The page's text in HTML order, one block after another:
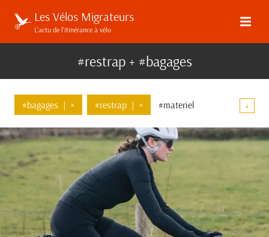
Les Vélos Migrateurs
L’actu de l’itinérance à vélo
#restrap + #bagages
#bagages | × #restrap | × #materiel
#guidon #elucubrations #communaute
#transmission #top-tube #velo-artisanal
#tests #apidura #revelate-designs
#shimano #pelago #concours-de-machines
↓